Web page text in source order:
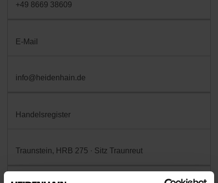
+49 8669 38609
E-Mail
info@heidenhain.de
Handelsregister
Traunstein, HRB 275 · Sitz Traunreut